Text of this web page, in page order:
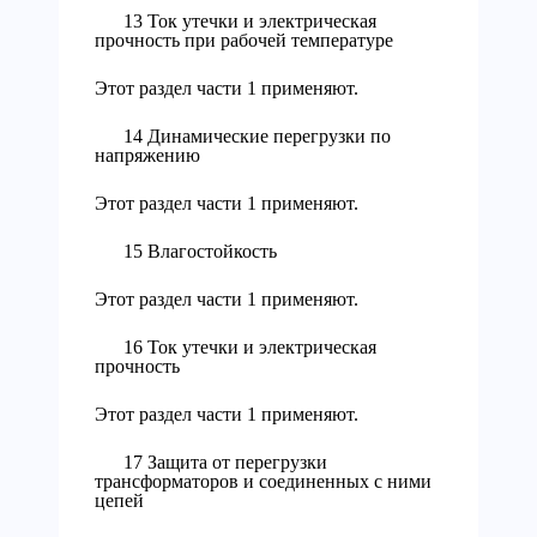
13 Ток утечки и электрическая
прочность при рабочей температуре
Этот раздел части 1 применяют.
14 Динамические перегрузки по
напряжению
Этот раздел части 1 применяют.
15 Влагостойкость
Этот раздел части 1 применяют.
16 Ток утечки и электрическая
прочность
Этот раздел части 1 применяют.
17 Защита от перегрузки
трансформаторов и соединенных с ними
цепей